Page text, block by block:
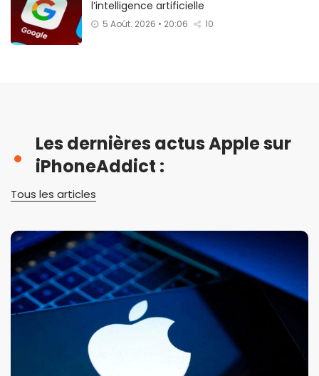
l’intelligence artificielle
5 Août. 2026 • 20:06 10
Les dernières actus Apple sur
iPhoneAddict :
Tous les articles